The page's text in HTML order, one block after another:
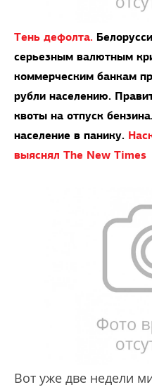
Тень дефолта.
серьезным валютным
коммерческим банкам
рубли населению.
квоты на отпуск
население в панику.
выяснял The New Times
Вот уже две недели